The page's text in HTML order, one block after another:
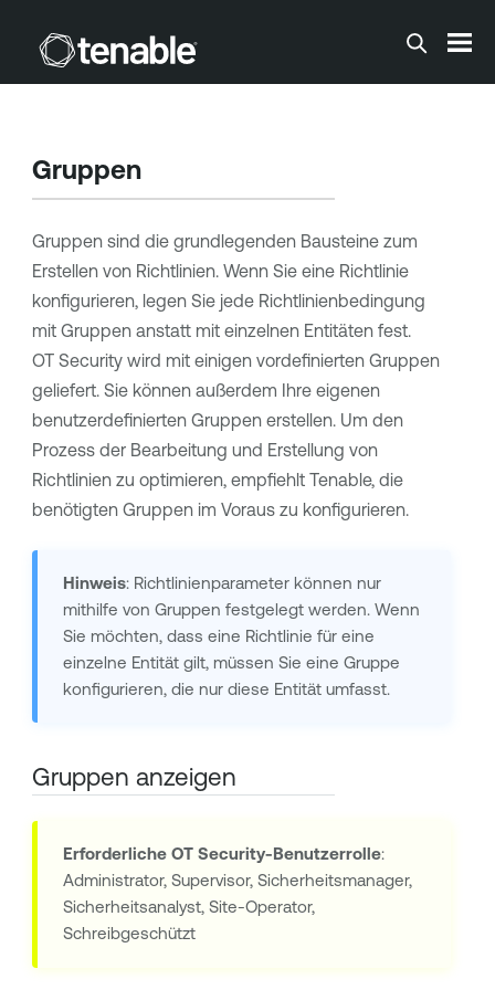
Zum Hauptinhalt springen
Gruppen
Gruppen sind die grundlegenden Bausteine zum
Erstellen von Richtlinien. Wenn Sie eine Richtlinie
konfigurieren, legen Sie jede Richtlinienbedingung
mit Gruppen anstatt mit einzelnen Entitäten fest.
OT Securitywird mit einigen vordefinierten Gruppen
geliefert. Sie können außerdem Ihre eigenen
benutzerdefinierten Gruppen erstellen. Um den
Prozess der Bearbeitung und Erstellung von
Richtlinien zu optimieren, empfiehlt Tenable, die
benötigten Gruppen im Voraus zu konfigurieren.
Hinweis: Richtlinienparameter können nur
mithilfe von Gruppen festgelegt werden. Wenn
Sie möchten, dass eine Richtlinie für eine
einzelne Entität gilt, müssen Sie eine Gruppe
konfigurieren, die nur diese Entität umfasst.
Gruppen anzeigen
Erforderliche OT Security-Benutzerrolle:
Administrator, Supervisor, Sicherheitsmanager,
Sicherheitsanalyst, Site-Operator,
Schreibgeschützt